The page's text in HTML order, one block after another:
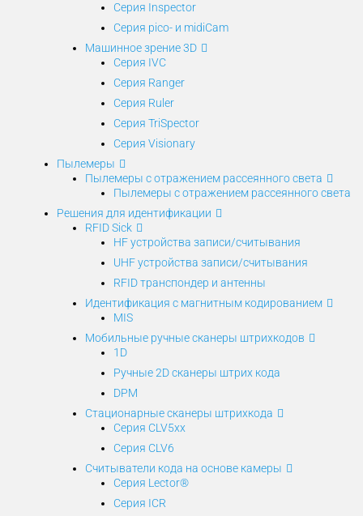
Серия Inspector
Серия pico- и midiCam
Машинное зрение 3D
Серия IVC
Серия Ranger
Серия Ruler
Серия TriSpector
Серия Visionary
Пылемеры
Пылемеры с отражением рассеянного света
Пылемеры с отражением рассеянного света
Решения для идентификации
RFID Sick
HF устройства записи/считывания
UHF устройства записи/считывания
RFID транспондер и антенны
Идентификация с магнитным кодированием
MIS
Мобильные ручные сканеры штрихкодов
1D
Ручные 2D сканеры штрих кода
DPM
Стационарные сканеры штрихкода
Серия CLV5xx
Серия CLV6
Считыватели кода на основе камеры
Серия Lector®
Серия ICR